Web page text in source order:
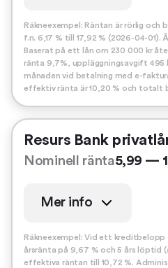
Räkneexempel: Räntan är rörlig och
f.n. 6,17 % till 17,92 % (2026-04-01).
Baserat på ett lån om 230 000 kr
ränta 9,7%, uppläggningsavgift 495
månaden vid betalning med e-
effektiv ränta är 10,20 % och totalt
Resurs Bank
Nominell ränta5,99 —
Mer info
Räkneexempel: Vid ett kreditbelopp
årsränta på 9,67 % och 5 års löptid
effektiva räntan till 10,72 %.